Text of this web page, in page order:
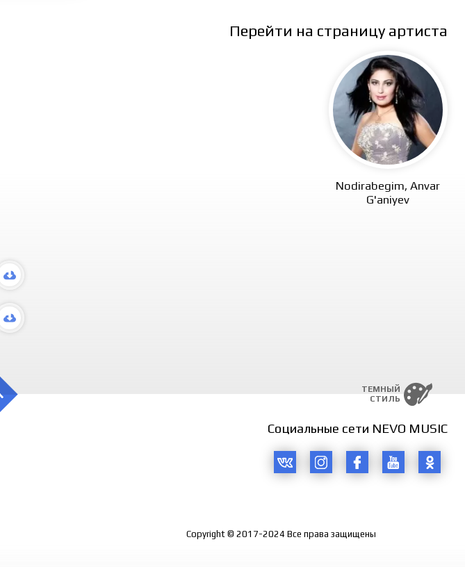
Перейти на страницу артиста
Nodirabegim, Anvar
G'aniyev
ТЕМНЫЙ
СТИЛЬ
Социальные сети NEVO MUSIC
Copyright © 2017-2024 Все права защищены